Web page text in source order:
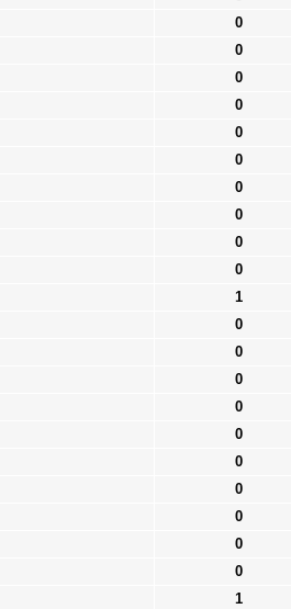
0
0
0
0
0
0
0
0
0
0
1
0
0
0
0
0
0
0
0
0
0
1